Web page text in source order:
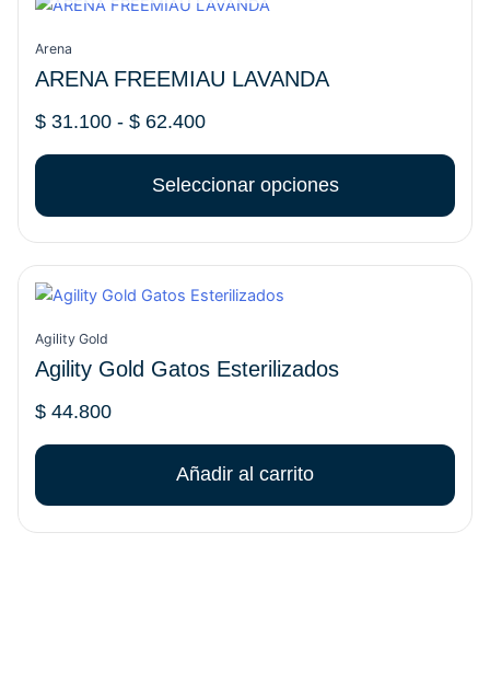
Arena
ARENA FREEMIAU LAVANDA
$31.100 - $62.400
de
$ 31.100
hasta
Seleccionar opciones
producto
tiene
múltiples
Las
página
de
producto
Agility Gold
Agility Gold Gatos Esterilizados
$44.800
Añadir al carrito